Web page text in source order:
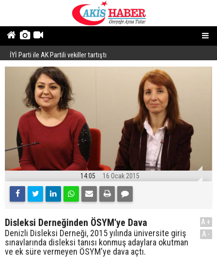
İYİ Parti ile AK Partili vekiller tartıştı
14:05 16 Ocak 2015
Disleksi Derneğinden ÖSYM'ye Dava
Denizli Disleksi Derneği, 2015 yılında üniversite giriş
sınavlarında disleksi tanısı konmuş adaylara okutman
ve ek süre vermeyen ÖSYM'ye dava açtı.
A+
A-